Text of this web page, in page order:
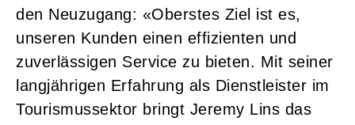
den Neuzugang: «Oberstes Ziel ist es,
unseren Kunden einen effizienten und
zuverlässigen Service zu bieten. Mit seiner
langjährigen Erfahrung als Dienstleister im
Tourismussektor bringt Jeremy Lins das